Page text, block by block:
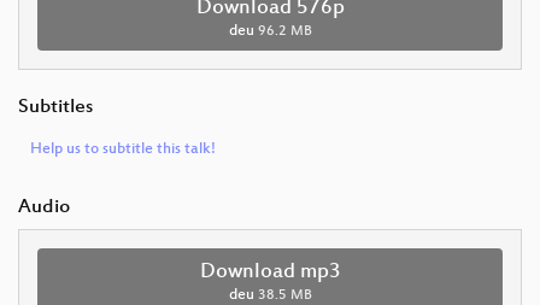
Download 576p
deu 96.2 MB
Subtitles
Help us to subtitle this talk!
Audio
Download mp3
deu 38.5 MB